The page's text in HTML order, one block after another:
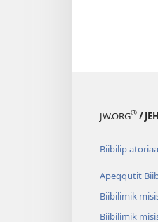
JW.ORG® /
Biibilip
Apeqqutit
Biibilimik
Biibilimik